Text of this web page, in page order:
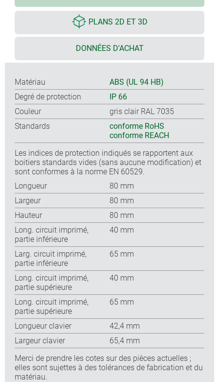
PLANS 2D ET 3D
DONNÉES D'ACHAT
Matériau
ABS (UL 94 HB)
Degré de protection
IP 66
Couleur
gris clair RAL 7035
Standards
conforme RoHS
conforme REACH
Les indices de protection indiqués se rapportent aux
boitiers standards vides (sans aucune modification) et
sont conformes à la norme EN 60529.
Longueur
80 mm
Largeur
80 mm
Hauteur
80 mm
Long. circuit imprimé,
partie inférieure
40 mm
Larg. circuit imprimé,
partie inférieure
65 mm
Long. circuit imprimé,
partie supérieure
40 mm
Long. circuit imprimé,
partie supérieure
65 mm
Longueur clavier
42,4 mm
Largeur clavier
65,4 mm
Merci de prendre les cotes sur des pièces actuelles ;
elles sont sujettes à des tolérances de fabrication et du
matériau.